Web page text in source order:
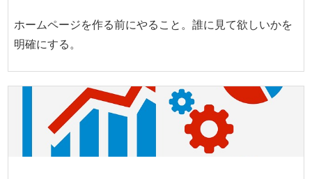
ホームページを作る前にやること。誰に見て欲しいかを
明確にする。